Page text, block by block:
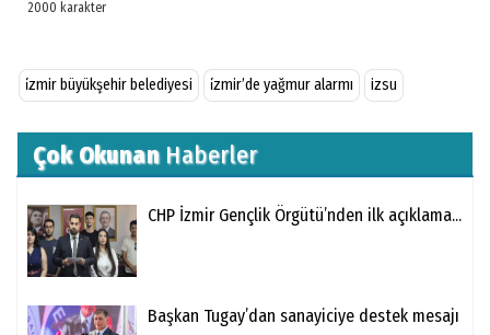
i̇zmir büyükşehir belediyesi i̇zmir’de yağmur alarmı izsu
Çok OkunanHaberler
CHP İzmir Gençlik Örgütü’nden ilk açıklama...
Başkan Tugay’dan sanayiciye destek mesajı